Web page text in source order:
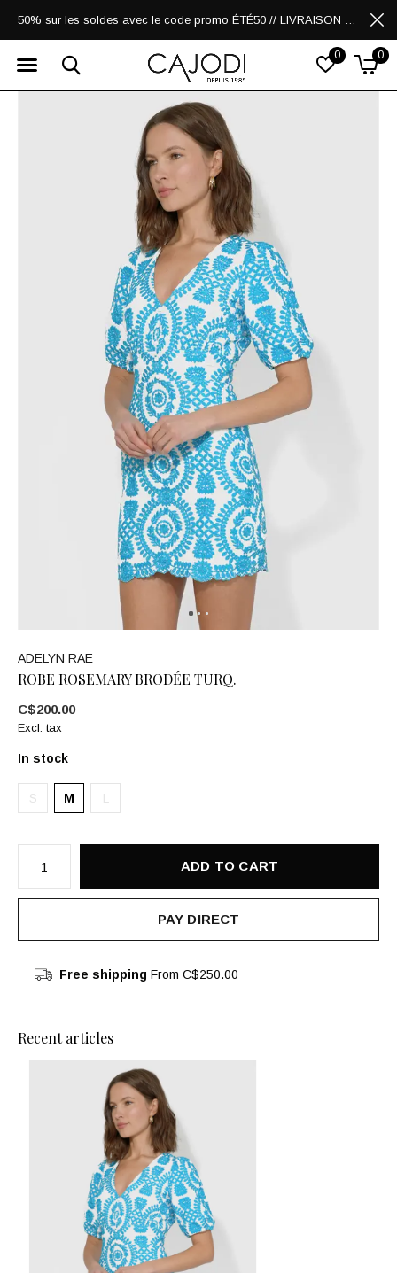
0 0
50% sur les soldes avec le code promo ÉTÉ50 // LIVRAISON GRATUITE POUR LES ACHATS DE 250$ ET PLUS
ADELYN RAE
ROBE ROSEMARY BRODÉE TURQ.
C$200.00
Excl. tax
In stock
S M L
ADD TO CART
PAY DIRECT
Free shipping From C$250.00
Recent articles